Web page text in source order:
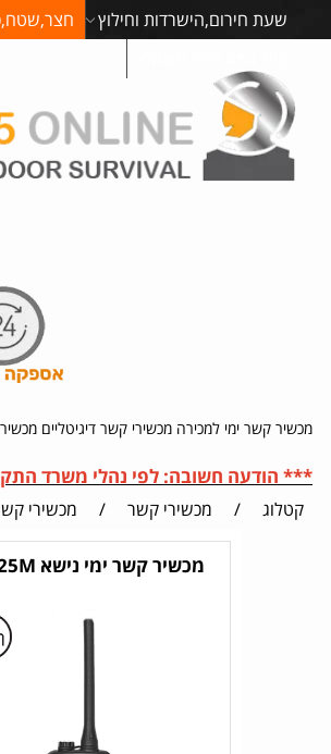
שעת חירום,הישרדות וחילוץ
מכשיר קשר ימי למכירה מכשירי קשר דיגיטליים
*** הודעה חשובה: לפי נהלי משרד
קטלוג / מכשירי קשר / מכשירי
מכשיר קשר ימי נישא KING 25M